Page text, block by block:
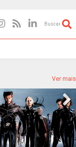
Buscar
Ver mais